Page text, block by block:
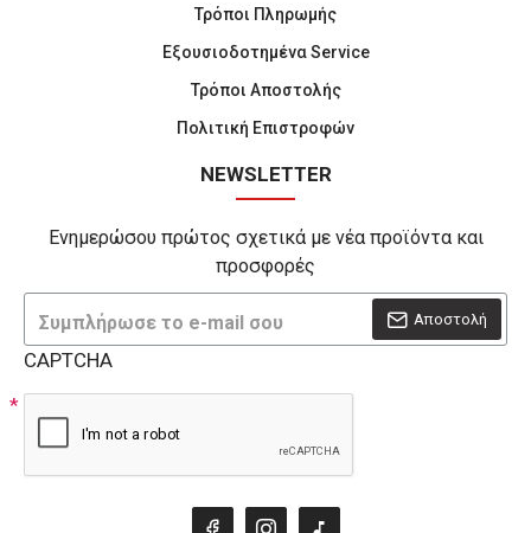
Τρόποι Πληρωμής
Εξουσιοδοτημένα Service
Τρόποι Αποστολής
Πολιτική Επιστροφών
NEWSLETTER
Ενημερώσου πρώτος σχετικά με νέα προϊόντα και
προσφορές
Αποστολή
CAPTCHA